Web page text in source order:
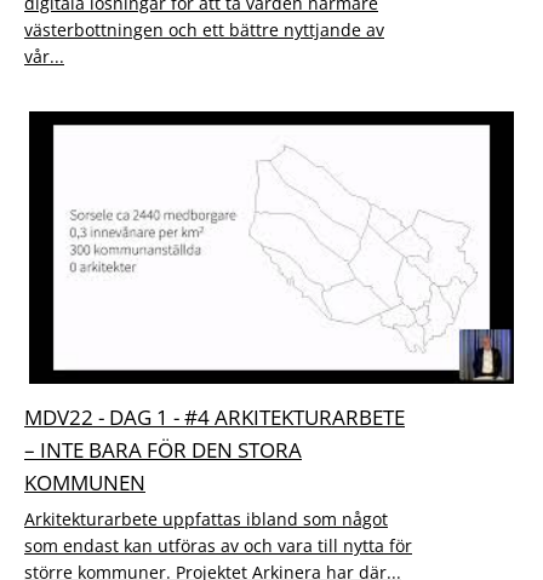
västerbottningen och ett bättre nyttjande av
vår...
MDV22 - DAG 1 - #4 ARKITEKTURARBETE
– INTE BARA FÖR DEN STORA
KOMMUNEN
Arkitekturarbete uppfattas ibland som något
som endast kan utföras av och vara till nytta för
större kommuner. Projektet Arkinera har där...